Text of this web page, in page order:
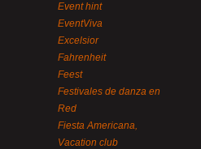
Event hint
EventViva
Excelsior
Fahrenheit
Feest
Festivales de danza en
Red
Fiesta Americana,
Vacation club